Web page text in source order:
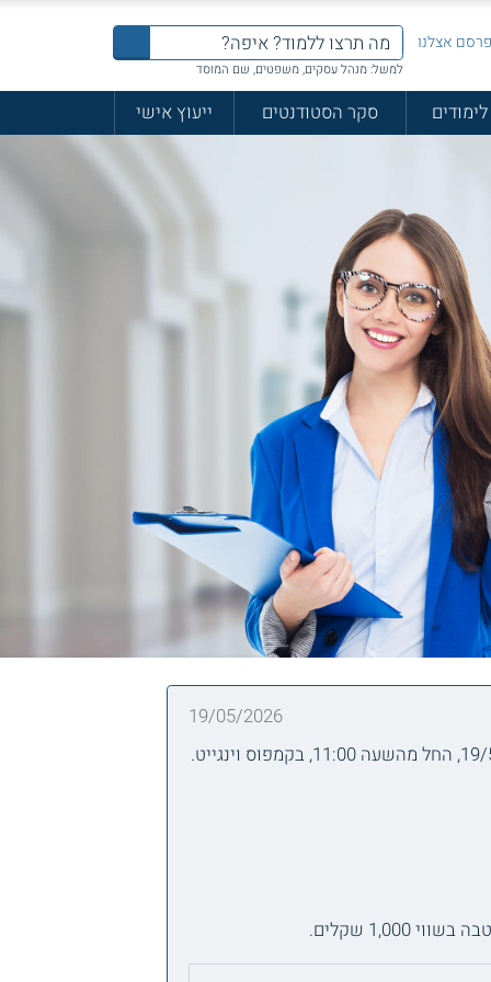
אצלנו
למשל: מנהל עסקים, משפטים, שם המוסד
סקר הסטודנטים ייעוץ אישי
19/05/2026
שקלים.